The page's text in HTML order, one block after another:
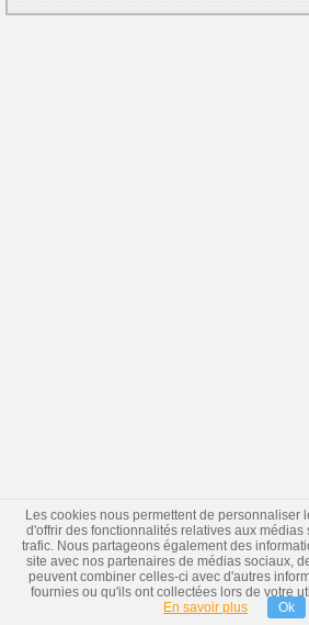
Les cookies nous permettent de personnaliser
d'offrir des fonctionnalités relatives aux médias
trafic. Nous partageons également des
site avec nos partenaires de médias sociaux,
peuvent combiner celles-ci avec d'autres
fournies ou qu'ils ont collectées lors de votre
En savoir plus
Ok